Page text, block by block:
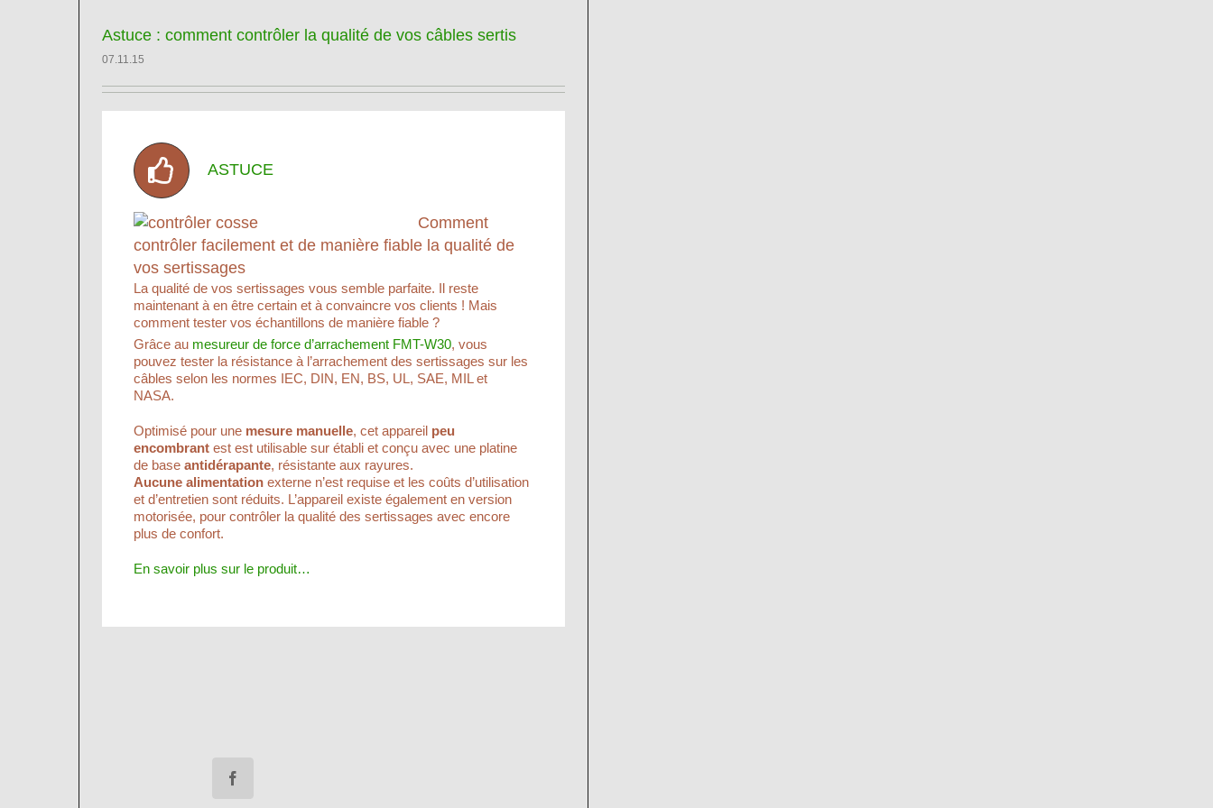
Astuce : comment contrôler la qualité de vos câbles sertis
07.11.15
ASTUCE
Comment
contrôler facilement et de manière fiable la qualité de
vos sertissages
La qualité de vos sertissages vous semble parfaite. Il reste
maintenant à en être certain et à convaincre vos clients ! Mais
comment tester vos échantillons de manière fiable ?
Grâce au mesureur de force d’arrachement FMT-W30, vous
pouvez tester la résistance à l’arrachement des sertissages sur les
câbles selon les normes IEC, DIN, EN, BS, UL, SAE, MIL et
NASA.
Optimisé pour une mesure manuelle, cet appareil peu
encombrant est est utilisable sur établi et conçu avec une platine
de base antidérapante, résistante aux rayures.
Aucune alimentation externe n’est requise et les coûts d’utilisation
et d’entretien sont réduits. L’appareil existe également en version
motorisée, pour contrôler la qualité des sertissages avec encore
plus de confort.
En savoir plus sur le produit…